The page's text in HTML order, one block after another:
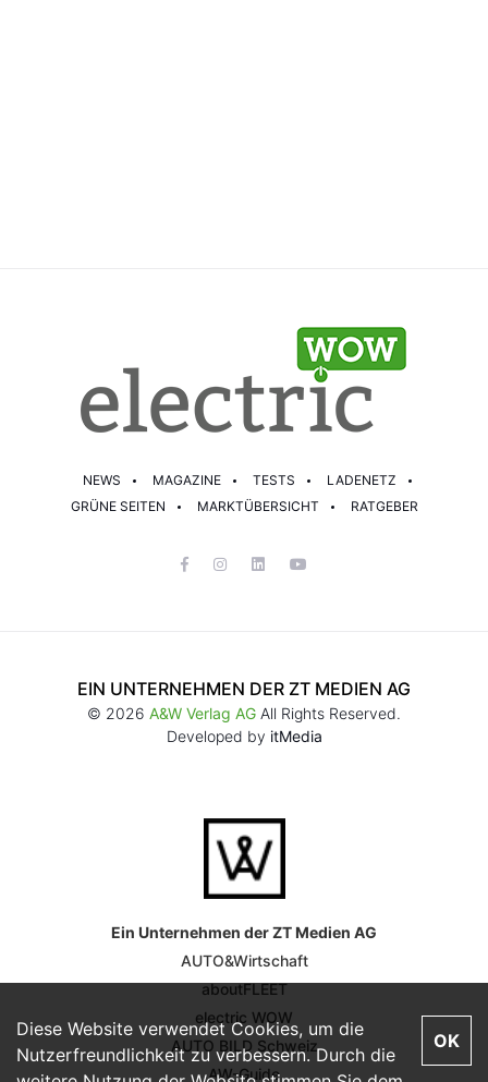
Diese Website verwendet Cookies, um die
Nutzerfreundlichkeit zu verbessern. Durch die
OK
NEWS MAGAZINE TESTS
LADENETZ
GRÜNE SEITEN
MARKTÜBERSICHT RATGEBER
EIN UNTERNEHMEN DER ZT MEDIEN AG
© 2026 A&W Verlag AG All Rights Reserved.
Developed by itMedia
Ein Unternehmen der ZT Medien AG
AUTO&Wirtschaft
aboutFLEET
electric WOW
AUTO BILD Schweiz
AW-Guide